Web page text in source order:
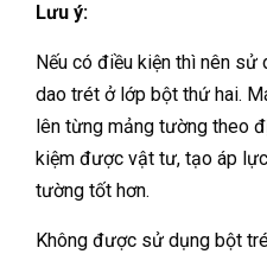
Lưu ý:
Nếu có điều kiện thì nên
dao trét ở lớp bột thứ hai.
lên từng mảng tường theo
kiệm được vật tư, tạo áp
tường tốt hơn.
Không được sử dụng bột